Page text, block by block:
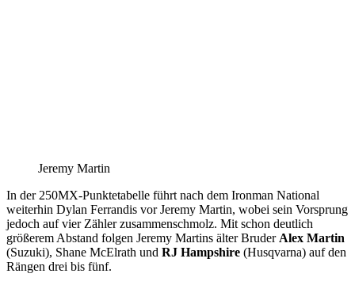
Jeremy Martin
In der 250MX-Punktetabelle führt nach dem Ironman National
weiterhin Dylan Ferrandis vor Jeremy Martin, wobei sein Vorsprung
jedoch auf vier Zähler zusammenschmolz. Mit schon deutlich
größerem Abstand folgen Jeremy Martins älter Bruder Alex Martin
(Suzuki), Shane McElrath und RJ Hampshire (Husqvarna) auf den
Rängen drei bis fünf.